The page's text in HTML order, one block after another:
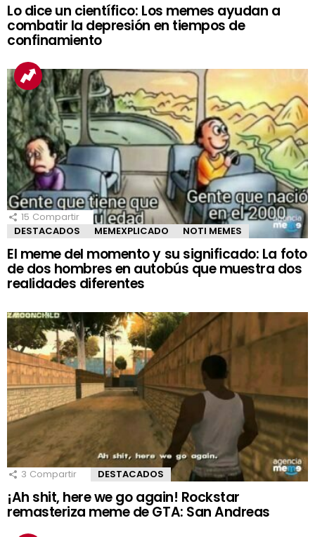
Lo dice un científico: Los memes ayudan a
combatir la depresión en tiempos de
confinamiento
15 Compartir
DESTACADOS
MEMEXPLICADO NOTI MEMES
El meme del momento y su significado: La foto
de dos hombres en autobús que muestra dos
realidades diferentes
3 Compartir DESTACADOS
¡Ah shit, here we go again! Rockstar
remasteriza meme de GTA: San Andreas